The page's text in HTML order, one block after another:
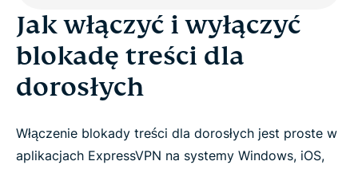
Jak włączyć i wyłączyć
blokadę treści dla
dorosłych
Włączenie blokady treści dla dorosłych jest proste w
aplikacjach ExpressVPN na systemy Windows, iOS,